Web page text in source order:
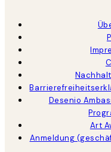
Desenio
Art
Anmeldung